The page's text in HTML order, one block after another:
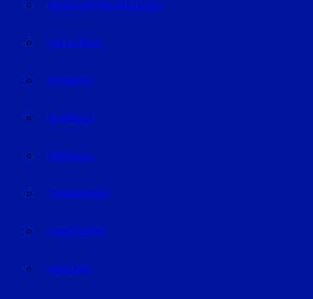
EISHOCKEY/INLINEHOCKEY
VOLLEYBALL
FUSSBALL
HANDBALL
FOOTBALL
TRABRENNEN
KAMPFSPORT
SONSTIGE